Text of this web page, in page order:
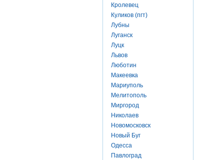
Кролевец
Куликов (пгт)
Лубны
Луганск
Луцк
Львов
Люботин
Макеевка
Мариуполь
Мелитополь
Миргород
Николаев
Новомосковск
Новый Буг
Одесса
Павлоград